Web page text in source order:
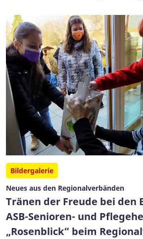
Bildergalerie
Neues aus den Regionalverbänden
Tränen der Freude bei den
ASB-Senioren- und
„Rosenblick“ beim